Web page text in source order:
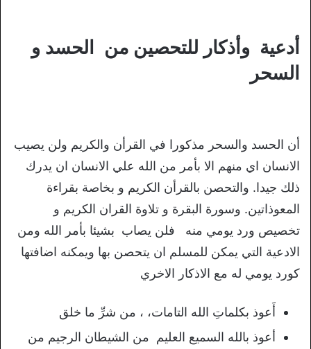
أدعية وأذكار للتحصين من الحسد و
السحر
أن الحسد والسحر مذكورا في القرأن والكريم ولن يصيب
الانسان اي منهم الا بأمر من الله علي الانسان ان يدرك
ذلك جيدا. والتحصن بالقرأن الكريم و بخاصة بقراءة
المعوذاتين. وسورة البقرة و تلاوة القران الكريم و
تخصيص ورد يومي منه فلن يصاب بشيئا بأمر الله ومن
الادعية التي يمكن للمسلم ان يتحصن بها ويمكنه اضافتها
كورد يومي له مع الاذكار الاخري
أَعوذ بكلماتِ الله التامات، ، من شرِّ ما خلق
أعوذ بالله السميع العليم من الشيطان الرجيم من